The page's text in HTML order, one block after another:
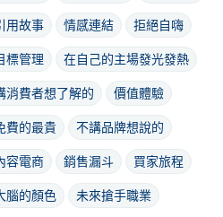
用故事
情感連結
拒絕自嗨
標管理
在自己的主場發光發熱
消費者想了解的
價值體驗
費的最貴
不講品牌想說的
容電商
銷售漏斗
買家旅程
腦的顏色
未來搶手職業